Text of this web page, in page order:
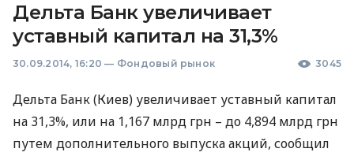
Дельта Банк увеличивает
уставный капитал на 31,3%
30.09.2014, 16:20 — Фондовый рынок 3045
Дельта Банк (Киев) увеличивает уставный капитал
на 31,3%, или на 1,167 млрд грн – до 4,894 млрд грн
путем дополнительного выпуска акций, сообщил